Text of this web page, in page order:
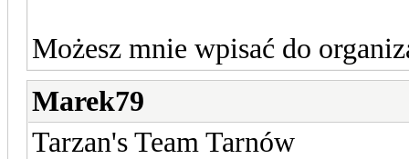
Możesz mnie wpisać do
Marek79
Tarzan's Team Tarnów